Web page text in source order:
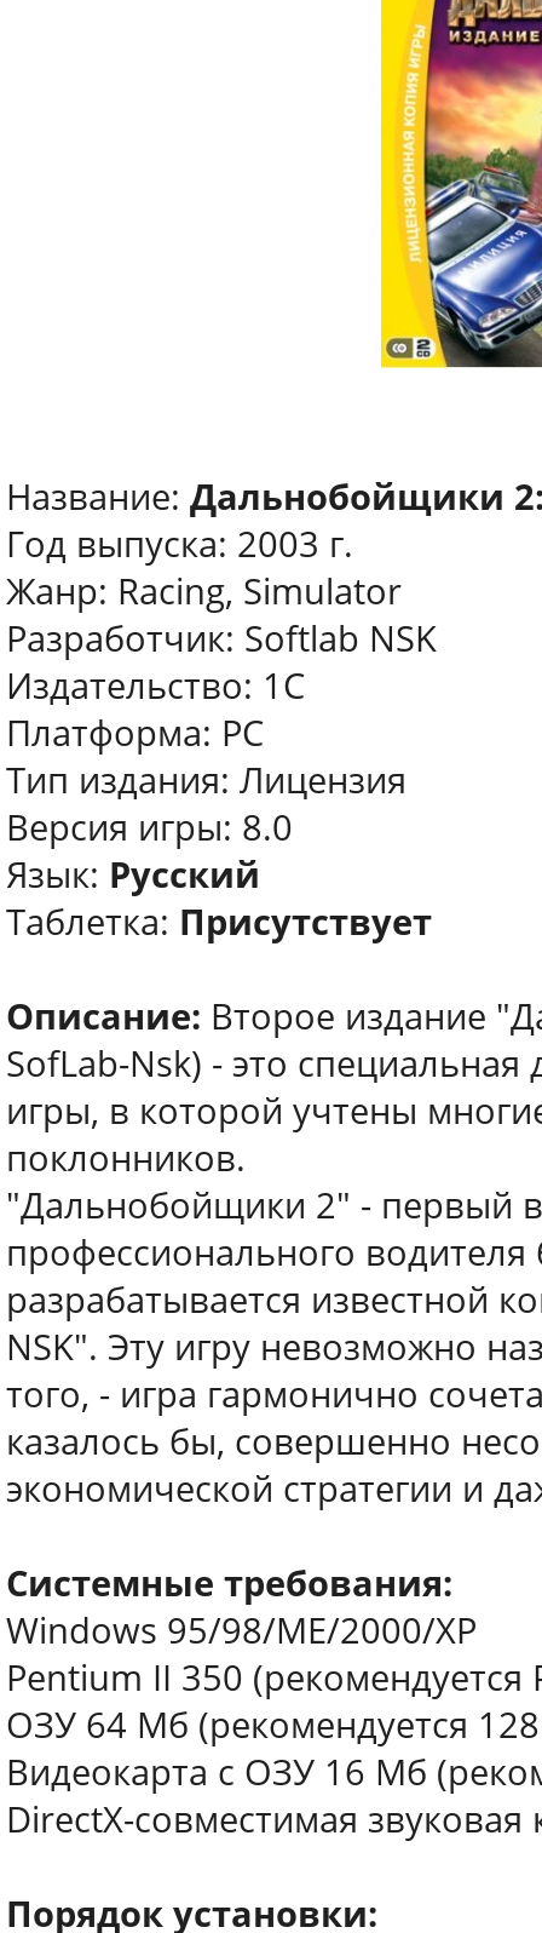
Название: Дальнобойщики
Год выпуска: 2003 г.
Жанр: Racing, Simulator
Разработчик: Softlab NSK
Издательство: 1С
Платформа: PC
Тип издания: Лицензия
Версия игры: 8.0
Язык: Русский
Таблетка: Присутствует
Описание: Второе издание
SofLab-Nsk) - это
игры, в которой учтены
поклонников.
"Дальнобойщики 2" - первый
профессионального
разрабатывается известной
NSK". Эту игру невозможно
того, - игра гармонично
казалось бы, совершенно
экономической стратегии и
Системные требования:
Windows 95/98/ME/2000/XP
Pentium II 350 (рекомендуется
ОЗУ 64 Мб (рекомендуется
Видеокарта с ОЗУ 16 Мб
DirectX-совместимая звуковая
Порядок установки: